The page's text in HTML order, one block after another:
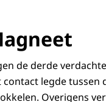
de derde
contact legde tussen
Overigens